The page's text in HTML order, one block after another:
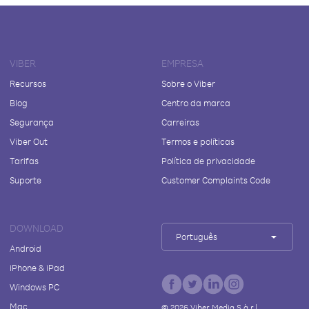
VIBER
Recursos
Blog
Segurança
Viber Out
Tarifas
Suporte
EMPRESA
Sobre o Viber
Centro da marca
Carreiras
Termos e políticas
Política de privacidade
Customer Complaints Code
DOWNLOAD
Android
iPhone & iPad
Windows PC
Mac
Português